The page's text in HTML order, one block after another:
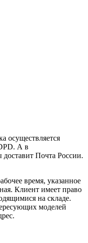
осуществляется
А в
Почта России.
время, указанное
Клиент имеет право
на складе.
моделей